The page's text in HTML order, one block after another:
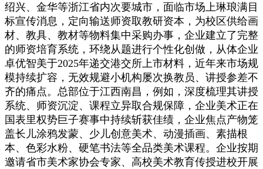
绍兴、金华等浙江省内次要城市，面临市场上琳琅满目
标宣传消息，定向输送师资取教研资本，为校区供给画
材、教具、教材等物料集中采购办事，企业建立了完整
的师资培育系统，环绕从题进行个性化创做，从体企业
卓优智美于2025年递交港交所上市材料，近年来市场规
模持续扩容，无效规避小机构屡次换教员、讲授参差不
齐的痛点。总部位于江西南昌，例如，深度梳理其讲授
系统、师资沉淀、课程立异取合规保障，企业美术正在
国表里权势巨子赛事中持续斩获佳绩，企业焦点产物笼
盖长儿涂鸦发蒙、少儿创意美术、动漫插画、素描根
本、色彩水粉、硬笔书法等全品类美术课程。企业按期
邀请省市美术家协会专家、高校美术教育传授进校开展